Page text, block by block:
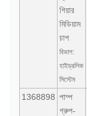
গিয়ার
মিডিয়াম
চাপ
বিভাগ:
হাইড্রলিক
সিস্টেম
1368898 পাম্প
গ্রুপ-